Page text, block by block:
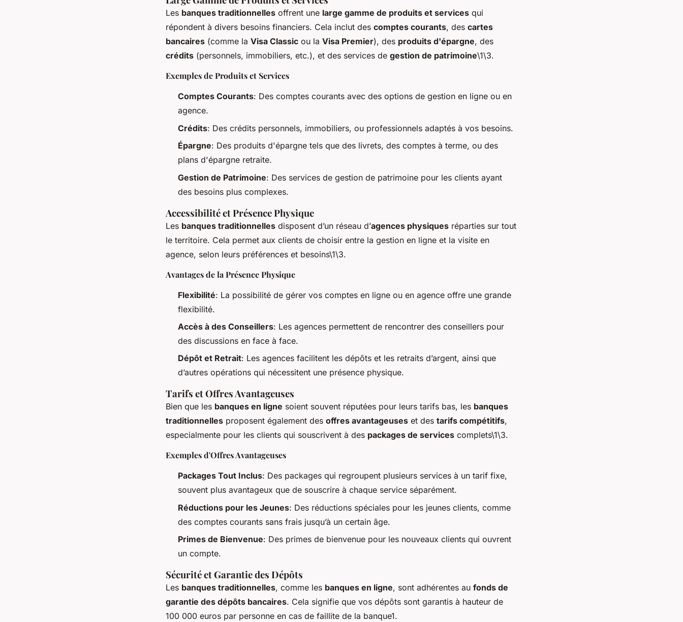
Les banques traditionnelles offrent une large gamme de produits et services qui
répondent à divers besoins financiers. Cela inclut des comptes courants, des cartes
bancaires (comme la Visa Classic ou la Visa Premier), des produits d'épargne, des
crédits (personnels, immobiliers, etc.), et des services de gestion de patrimoine\1\3.
Exemples de Produits et Services
Comptes Courants: Des comptes courants avec des options de gestion en ligne ou en
agence.
Crédits: Des crédits personnels, immobiliers, ou professionnels adaptés à vos besoins.
Épargne: Des produits d'épargne tels que des livrets, des comptes à terme, ou des
plans d'épargne retraite.
Gestion de Patrimoine: Des services de gestion de patrimoine pour les clients ayant
des besoins plus complexes.
Accessibilité et Présence Physique
Les banques traditionnelles disposent d’un réseau d’agences physiques réparties sur tout
le territoire. Cela permet aux clients de choisir entre la gestion en ligne et la visite en
agence, selon leurs préférences et besoins\1\3.
Avantages de la Présence Physique
Flexibilité: La possibilité de gérer vos comptes en ligne ou en agence offre une grande
flexibilité.
Accès à des Conseillers: Les agences permettent de rencontrer des conseillers pour
des discussions en face à face.
Dépôt et Retrait: Les agences facilitent les dépôts et les retraits d’argent, ainsi que
d’autres opérations qui nécessitent une présence physique.
Tarifs et Offres Avantageuses
Bien que les banques en ligne soient souvent réputées pour leurs tarifs bas, les banques
traditionnelles proposent également des offres avantageuses et des tarifs compétitifs,
especialmente pour les clients qui souscrivent à des packages de services complets\1\3.
Exemples d'Offres Avantageuses
Packages Tout Inclus: Des packages qui regroupent plusieurs services à un tarif fixe,
souvent plus avantageux que de souscrire à chaque service séparément.
Réductions pour les Jeunes: Des réductions spéciales pour les jeunes clients, comme
des comptes courants sans frais jusqu’à un certain âge.
Primes de Bienvenue: Des primes de bienvenue pour les nouveaux clients qui ouvrent
un compte.
Sécurité et Garantie des Dépôts
Les banques traditionnelles, comme les banques en ligne, sont adhérentes au fonds de
garantie des dépôts bancaires. Cela signifie que vos dépôts sont garantis à hauteur de
100 000 euros par personne en cas de faillite de la banque1.